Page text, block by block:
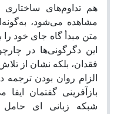
هم تداوم‌های ساختاری
مشاهده می‌شود،
متن مبدأ گاه جای خود
این دگرگونی‌ها در
فقدان، بلکه نشان از
الزام روان بودن
بازآفرینی گفتمان ایفا
شبکه زبانی ای حامل